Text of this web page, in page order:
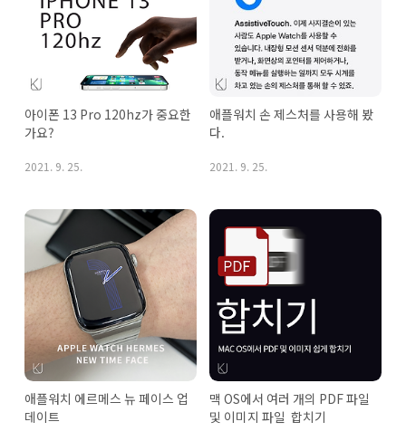
아이폰 13 Pro 120hz가 중요한
가요?
2021. 9. 25.
애플워치 손 제스처를 사용해 봤
다.
2021. 9. 25.
애플워치 에르메스 뉴 페이스 업
데이트
맥 OS에서 여러 개의 PDF 파일
및 이미지 파일  합치기